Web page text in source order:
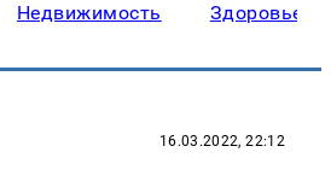
Недвижимость Здоровье
16.03.2022, 22:12